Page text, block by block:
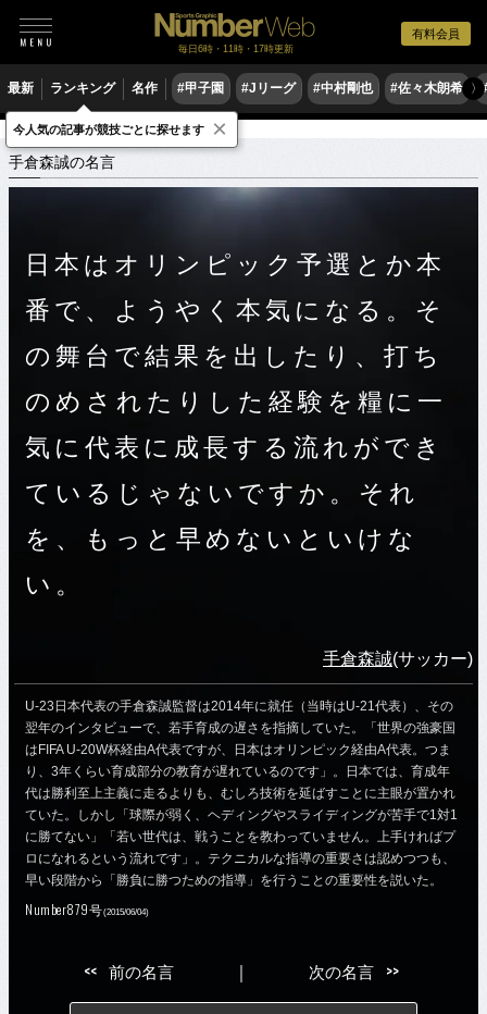
有料会員
毎日6時・11時・17時更新
最新 ランキング 名作 #甲子園 #Jリーグ #中村剛也 #佐々木朗希 〉
スポーツ名言集 テ 手倉森誠の名言
手倉森誠の名言
日本はオリンピック予選とか本
番で、ようやく本気になる。そ
の舞台で結果を出したり、打ち
のめされたりした経験を糧に一
気に代表に成長する流れができ
ているじゃないですか。それ
を、もっと早めないといけな
い。
手倉森誠(サッカー)
U-23日本代表の手倉森誠監督は2014年に就任（当時はU-21代表）、その
翌年のインタビューで、若手育成の遅さを指摘していた。「世界の強豪国
はFIFA U-20W杯経由A代表ですが、日本はオリンピック経由A代表。つま
り、3年くらい育成部分の教育が遅れているのです」。日本では、育成年
代は勝利至上主義に走るよりも、むしろ技術を延ばすことに主眼が置かれ
ていた。しかし「球際が弱く、ヘディングやスライディングが苦手で1対1
に勝てない」「若い世代は、戦うことを教わっていません。上手ければプ
ロになれるという流れです」。テクニカルな指導の重要さは認めつつも、
早い段階から「勝負に勝つための指導」を行うことの重要性を説いた。
Number879号(2015/06/04)
<< 前の名言 次の名言 >>
今人気の記事が競技ごとに探せます ×